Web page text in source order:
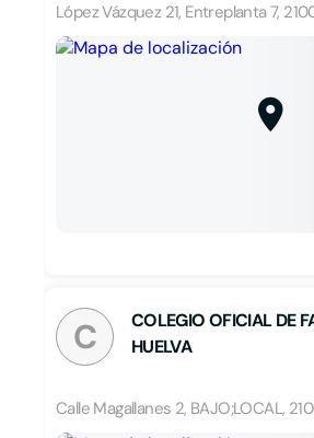
López Vázquez 21, Entreplanta 7,
C
COLEGIO OFICIAL DE
HUELVA
Calle Magallanes 2, BAJO;LOCAL,